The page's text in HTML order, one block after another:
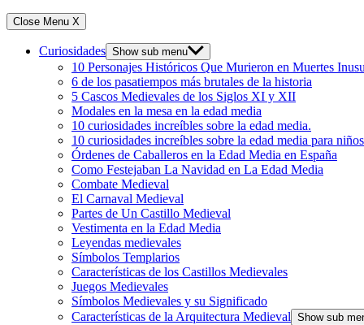
Close Menu X
Curiosidades Show sub menu
10 Personajes Históricos Que Murieron en Muertes
6 de los pasatiempos más brutales de la historia
5 Cascos Medievales de los Siglos XI y XII
Modales en la mesa en la edad media
10 curiosidades increíbles sobre la edad media.
10 curiosidades increíbles sobre la edad media para
Órdenes de Caballeros en la Edad Media en España
Como Festejaban La Navidad en La Edad Media
Combate Medieval
El Carnaval Medieval
Partes de Un Castillo Medieval
Vestimenta en la Edad Media
Leyendas medievales
Símbolos Templarios
Características de los Castillos Medievales
Juegos Medievales
Símbolos Medievales y su Significado
Características de la Arquitectura Medieval Show sub